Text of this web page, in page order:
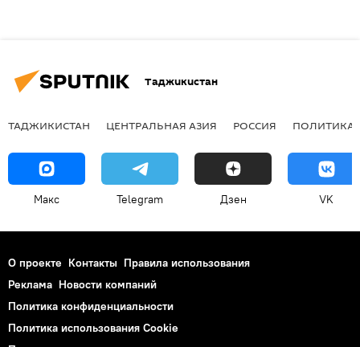
Таджикистан
ТАДЖИКИСТАН ЦЕНТРАЛЬНАЯ АЗИЯ РОССИЯ ПОЛИТИКА
Макс Telegram Дзен VK
О проекте Контакты Правила использования
Реклама Новости компаний
Политика конфиденциальности
Политика использования Cookie